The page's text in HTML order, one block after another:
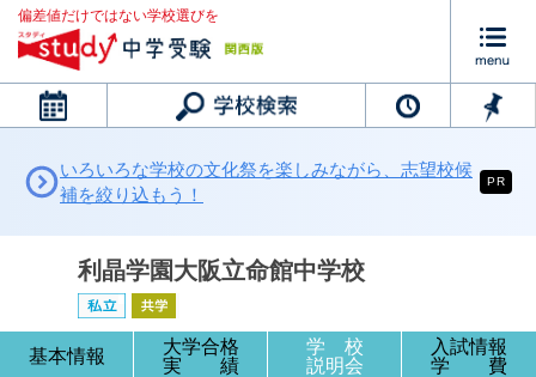
偏差値だけではない学校選びを
カレンダー
いろいろな学校の文化祭を楽しみながら、志望校候
補を絞り込もう！
PR
利晶学園大阪立命館中学校
基本情報
大学合格
実 績
学 校
説明会
入試情報
学 費